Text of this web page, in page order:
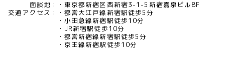
面談地：
東京都新宿区西新宿3-1-5新宿嘉泉ビル8F
交通アクセス：
都営大江戸線新宿駅徒歩5分
小田急線新宿駅徒歩10分
JR新宿駅徒歩10分
都営新宿線新宿駅徒歩5分
京王線新宿駅徒歩10分